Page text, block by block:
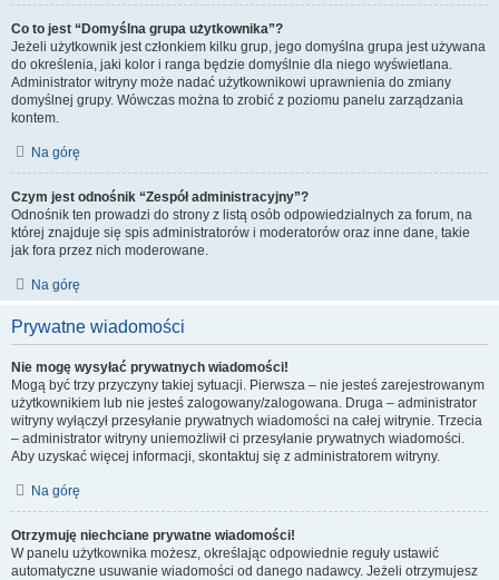
Co to jest “Domyślna grupa użytkownika”?
Jeżeli użytkownik jest członkiem kilku grup, jego domyślna grupa jest używana
do określenia, jaki kolor i ranga będzie domyślnie dla niego wyświetlana.
Administrator witryny może nadać użytkownikowi uprawnienia do zmiany
domyślnej grupy. Wówczas można to zrobić z poziomu panelu zarządzania
kontem.
Na górę
Czym jest odnośnik “Zespół administracyjny”?
Odnośnik ten prowadzi do strony z listą osób odpowiedzialnych za forum, na
której znajduje się spis administratorów i moderatorów oraz inne dane, takie
jak fora przez nich moderowane.
Na górę
Prywatne wiadomości
Nie mogę wysyłać prywatnych wiadomości!
Mogą być trzy przyczyny takiej sytuacji. Pierwsza – nie jesteś zarejestrowanym
użytkownikiem lub nie jesteś zalogowany/zalogowana. Druga – administrator
witryny wyłączył przesyłanie prywatnych wiadomości na całej witrynie. Trzecia
– administrator witryny uniemożliwił ci przesyłanie prywatnych wiadomości.
Aby uzyskać więcej informacji, skontaktuj się z administratorem witryny.
Na górę
Otrzymuję niechciane prywatne wiadomości!
W panelu użytkownika możesz, określając odpowiednie reguły ustawić
automatyczne usuwanie wiadomości od danego nadawcy. Jeżeli otrzymujesz